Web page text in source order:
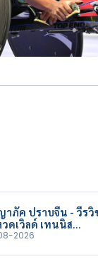
ภัค ปราบจีน - วีรวิ
ดเวิลด์ เทนนิส…
2026